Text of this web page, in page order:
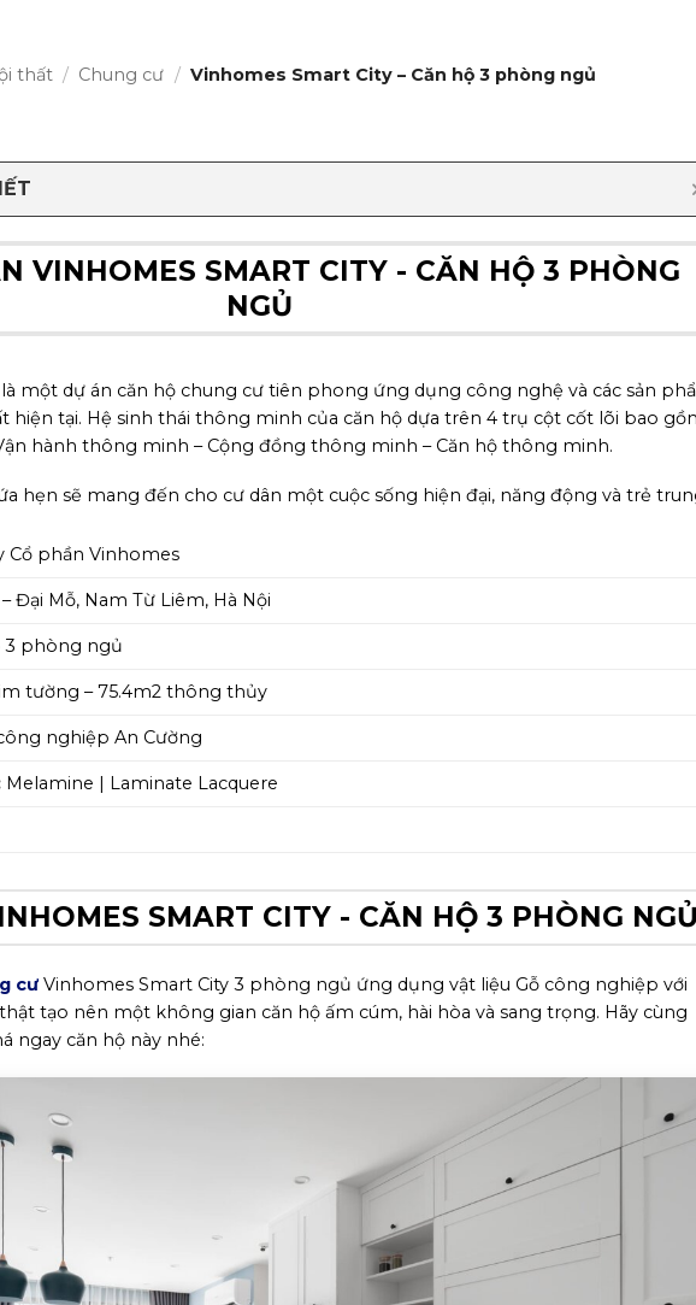
thất / Chung cư / Vinhomes Smart City – Căn hộ 3 phòng ngủ
VINHOMES SMART CITY - CĂN HỘ 3 PHÒNG
NGỦ
là một dự án căn hộ chung cư tiên phong ứng dụng công nghệ và các sản
hiện tại. Hệ sinh thái thông minh của căn hộ dựa trên 4 trụ cột cốt lõi bao
hành thông minh – Cộng đồng thông minh – Căn hộ thông minh.
hẹn sẽ mang đến cho cư dân một cuộc sống hiện đại, năng động và trẻ
Cổ phần Vinhomes
Đại Mỗ, Nam Từ Liêm, Hà Nội
3 phòng ngủ
tường – 75.4m2 thông thủy
nghiệp An Cường
Melamine | Laminate Lacquere
SMART CITY - CĂN HỘ 3 PHÒNG
cưVinhomes Smart City 3 phòng ngủ ứng dụng vật liệu Gỗ công nghiệp với
tạo nên một không gian căn hộ ấm cúm, hài hòa và sang trọng. Hãy cùng
ngay căn hộ này nhé: